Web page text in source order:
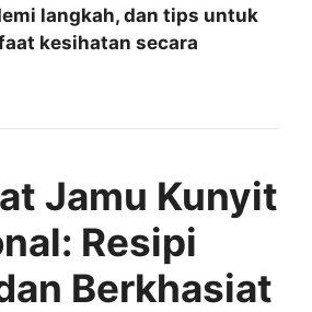
langkah, dan tips untuk
kesihatan secara
Jamu Kunyit
Resipi
Berkhasiat